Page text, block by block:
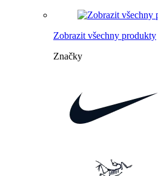
Zobrazit všechny produkty
Značky